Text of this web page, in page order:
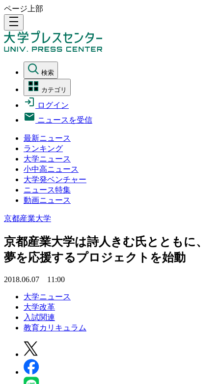
ページ上部
density_medium
検索
カテゴリ
ログイン
ニュースを受信
最新ニュース
ランキング
大学ニュース
小中高ニュース
大学発ベンチャー
ニュース特集
動画ニュース
京都産業大学
京都産業大学は詩人きむ氏とともに、
夢を応援するプロジェクトを始動
2018.06.07 11:00
大学ニュース
大学改革
入試関連
教育カリキュラム